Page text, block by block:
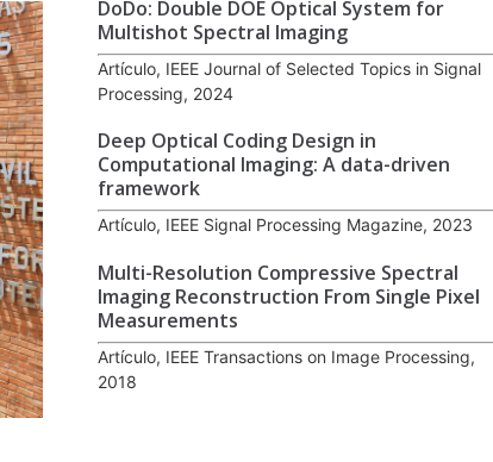
DoDo: Double DOE Optical System for
Multishot Spectral Imaging
Artículo, IEEE Journal of Selected Topics in Signal
Processing, 2024
Deep Optical Coding Design in
Computational Imaging: A data-driven
framework
Artículo, IEEE Signal Processing Magazine, 2023
Multi-Resolution Compressive Spectral
Imaging Reconstruction From Single Pixel
Measurements
Artículo, IEEE Transactions on Image Processing,
2018